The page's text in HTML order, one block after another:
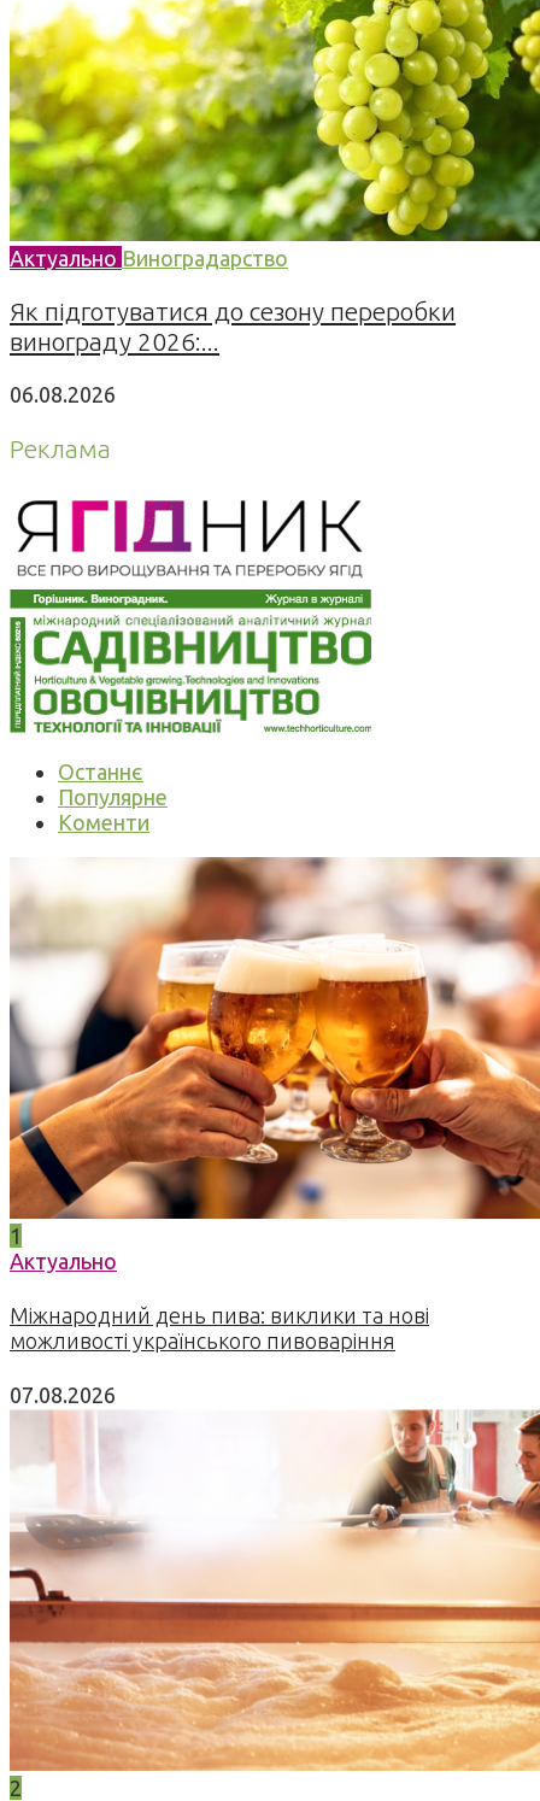
Актуально Виноградарство
Як підготуватися до сезону переробки
винограду 2026:...
06.08.2026
Реклама
Останнє
Популярне
Коменти
1
Актуально
Міжнародний день пива: виклики та нові
можливості українського пивоваріння
07.08.2026
2